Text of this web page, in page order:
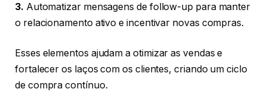
3. Automatizar mensagens de follow-up para manter
o relacionamento ativo e incentivar novas compras.
Esses elementos ajudam a otimizar as vendas e
fortalecer os laços com os clientes, criando um ciclo
de compra contínuo.